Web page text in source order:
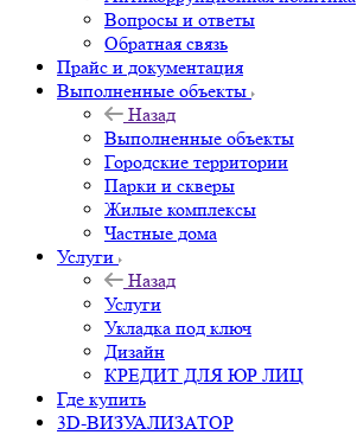
Вопросы и ответы
Обратная связь
Прайс и документация
Выполненные объекты
Назад
Выполненные объекты
Городские территории
Парки и скверы
Жилые комплексы
Частные дома
Услуги
Назад
Услуги
Укладка под ключ
Дизайн
КРЕДИТ ДЛЯ ЮР ЛИЦ
Где купить
3D-ВИЗУАЛИЗАТОР